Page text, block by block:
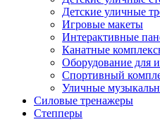
Детские уличные
Игровые макеты
Интерактивные
Канатные
Оборудование для
Спортивный
Уличные
Силовые тренажеры
Степперы